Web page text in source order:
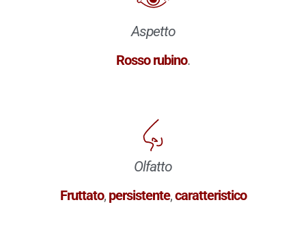
Aspetto
Rosso rubino.
Olfatto
Fruttato, persistente,caratteristico